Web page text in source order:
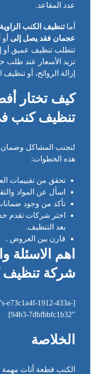
عدد المقاعد.
أماتنظيف الكنب
عجمان فقد يصل إلى
تتطلب تنظيف عميق أو
تزيد الأسعار عند طلب
إزالة الروائح، أو
كيف تختار
تنظيف كنب
لتجنب المشاكل وضمان
هذه الخطوات:
تحقق من تقييمات
اسأل عن المواد
تأكد من وجود
اختر شركات تقدم
بعد التنظيف.
قارن بين العروض .
اهم الاسئلة
شركة
e73c1a4f-1912-433a-
94b3-7dbfbbfc1b32″]
الخلاصة
الكنب قطعة أثاث مهمة